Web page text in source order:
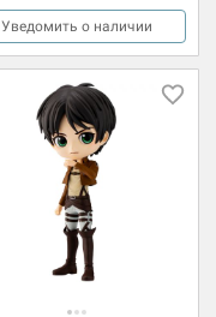
Уведомить о наличии